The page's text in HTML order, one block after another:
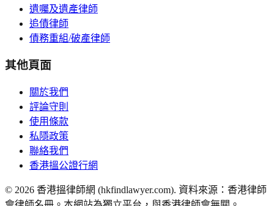
遺囑及遺產律師
追債律師
債務重組/破產律師
其他頁面
關於我們
評論守則
使用條款
私隱政策
聯絡我們
香港搵公證行網
© 2026 香港搵律師網 (hkfindlawyer.com). 資料來源：香港律師